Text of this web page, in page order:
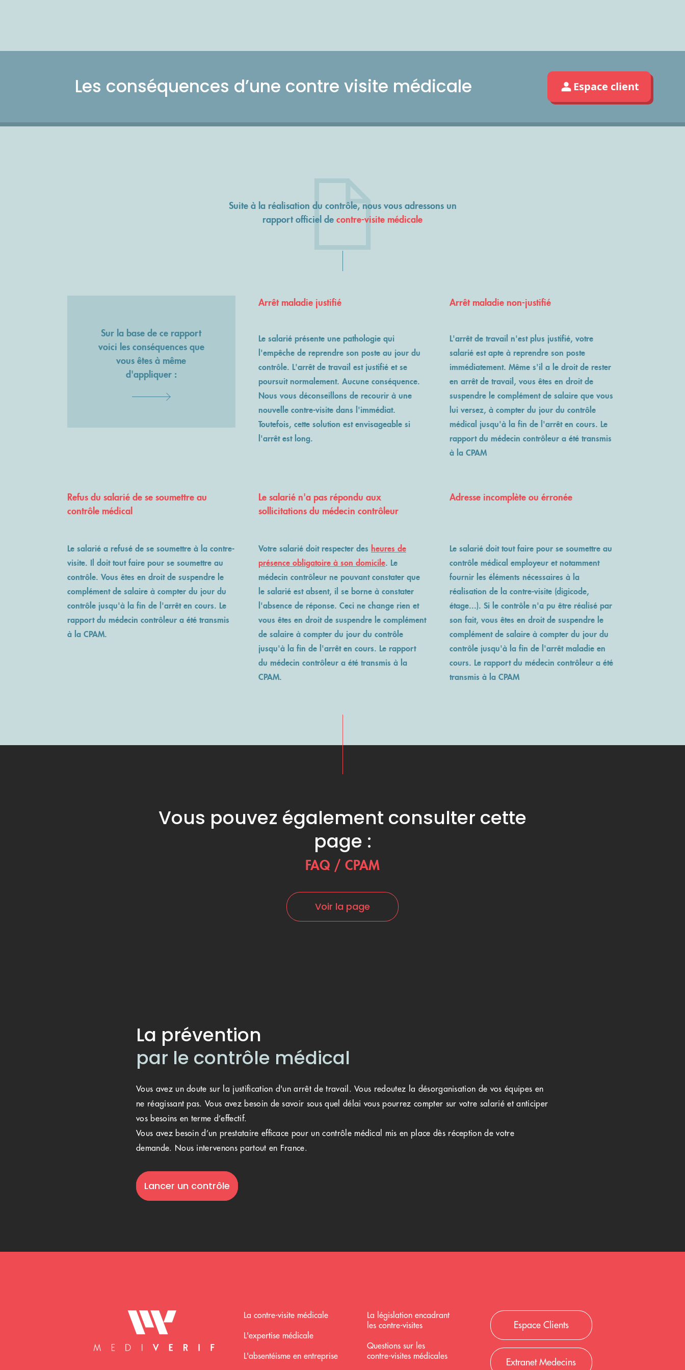
Les conséquences d’une contre visite médicale Espace client
Suite à la réalisation du contrôle, nous vous adressons un
rapport officiel de contre-visite médicale
Sur la base de ce rapport
voici les conséquences que
vous êtes à même
d'appliquer :
Arrêt maladie justifié
Le salarié présente une pathologie qui
l'empêche de reprendre son poste au jour du
contrôle. L'arrêt de travail est justifié et se
poursuit normalement. Aucune conséquence.
Nous vous déconseillons de recourir à une
nouvelle contre-visite dans l'immédiat.
Toutefois, cette solution est envisageable si
l'arrêt est long.
Arrêt maladie non-justifié
L'arrêt de travail n'est plus justifié, votre
salarié est apte à reprendre son poste
immédiatement. Même s'il a le droit de rester
en arrêt de travail, vous êtes en droit de
suspendre le complément de salaire que vous
lui versez, à compter du jour du contrôle
médical jusqu'à la fin de l'arrêt en cours. Le
rapport du médecin contrôleur a été transmis
à la CPAM
Refus du salarié de se soumettre au
contrôle médical
Le salarié a refusé de se soumettre à la contre-
visite. Il doit tout faire pour se soumettre au
contrôle. Vous êtes en droit de suspendre le
complément de salaire à compter du jour du
contrôle jusqu'à la fin de l'arrêt en cours. Le
rapport du médecin contrôleur a été transmis
à la CPAM.
Le salarié n'a pas répondu aux
sollicitations du médecin contrôleur
Votre salarié doit respecter des heures de
présence obligatoire à son domicile. Le
médecin contrôleur ne pouvant constater que
le salarié est absent, il se borne à constater
l'absence de réponse. Ceci ne change rien et
vous êtes en droit de suspendre le complément
de salaire à compter du jour du contrôle
jusqu'à la fin de l'arrêt en cours. Le rapport
du médecin contrôleur a été transmis à la
CPAM.
Adresse incomplète ou érronée
Le salarié doit tout faire pour se soumettre au
contrôle médical employeur et notamment
fournir les éléments nécessaires à la
réalisation de la contre-visite (digicode,
étage...). Si le contrôle n'a pu être réalisé par
son fait, vous êtes en droit de suspendre le
complément de salaire à compter du jour du
contrôle jusqu'à la fin de l'arrêt maladie en
cours. Le rapport du médecin contrôleur a été
transmis à la CPAM
Vous pouvez également consulter cette
page :
FAQ / CPAM
Voir la page
La prévention
par le contrôle médical
Vous avez un doute sur la justification d'un arrêt de travail. Vous redoutez la désorganisation de vos équipes en
ne réagissant pas. Vous avez besoin de savoir sous quel délai vous pourrez compter sur votre salarié et anticiper
vos besoins en terme d’effectif.
Vous avez besoin d’un prestataire efficace pour un contrôle médical mis en place dès réception de votre
demande. Nous intervenons partout en France.
Lancer un contrôle
La contre-visite médicale
L'expertise médicale
L'absentéisme en entreprise
La législation encadrant
les contre-visites
Questions sur les
contre-visites médicales
Espace Clients
Extranet Medecins